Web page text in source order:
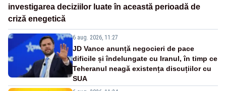
investigarea deciziilor luate în această perioadă de
criză enegetică
6 aug. 2026, 11:27
JD Vance anunță negocieri de pace
dificile și îndelungate cu Iranul, în timp ce
Teheranul neagă existența discuțiilor cu
SUA